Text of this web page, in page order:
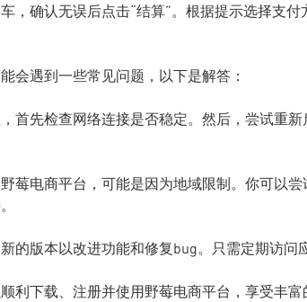
，确认无误后点击“结算”。根据提示选择支
会遇到一些常见问题，以下是解答：
首先检查网络连接是否稳定。然后，尝试重
莓电商平台，可能是因为地域限制。你可以
的版本以改进功能和修复bug。只需定期访问
利下载、注册并使用野莓电商平台，享受丰